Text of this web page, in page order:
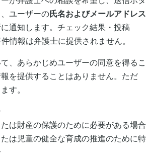
ユーザーの氏名およびメールアドレス
通知します。チェック結果・投稿
情報は弁護士に提供されません。
、あらかじめユーザーの同意を得るこ
を提供することはありません。ただ
す。
は財産の保護のために必要がある場合
は児童の健全な育成の推進のために特